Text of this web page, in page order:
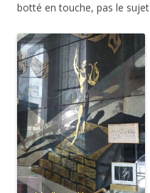
botté en touche, pas le